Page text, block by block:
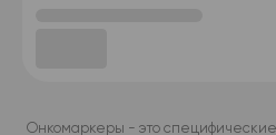
Онкомаркеры - это специфические